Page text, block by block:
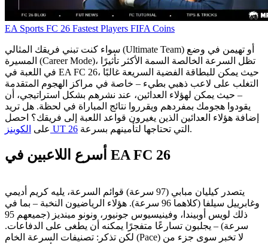
EA Sports FC 26 Fastest Players FIFA Coins
سواء كنت تبني فريقك المثالي (Ultimate Team) أو تهيمن في وضع
المسيرة (Career Mode)، تظل السرعة الخالصة السمة الأكثر تأثيرًا
في اللعبة في EA FC 26، حيث يمكن للبطاقة الفضية السريعة غالبًا
التغلب على لاعب ذهبي بطيء – خاصة في مراكز الهجوم المتقدمة
– حيث يمكن لهؤلاء العدائين، عند نشرهم بشكل استراتيجي، أن
يقودوا هجومك بمفردهم ويقرروا نتائج المباراة في لحظة. هل تريد
إضافة هؤلاء العدائين الذين يغيرون قواعد اللعبة إلى فريقك؟ احصل
على الکوینز UT 26 التي تحتاجها لتأمينهم بسرعة.
أسرع اللاعبين في EA FC 26
يتصدر كيليان مبابي (97 سرعة) قوائم السرعة، يليه كريم أديمي
وغابرييل سيلفا (كلاهما 96 سرعة). هؤلاء الرياضيون النخبة – بما في
ذلك لويس أوبيندا، وفينيسيوس جونيور، ونونو مينديز (جميعهم 95
سرعة) – يجلبون تسارعًا متفجرًا يمكنه أن يطغى على الدفاعات.
لكن تذكر: تصنيفات السرعة الخام (Pace) لا تخبر سوى جزء من